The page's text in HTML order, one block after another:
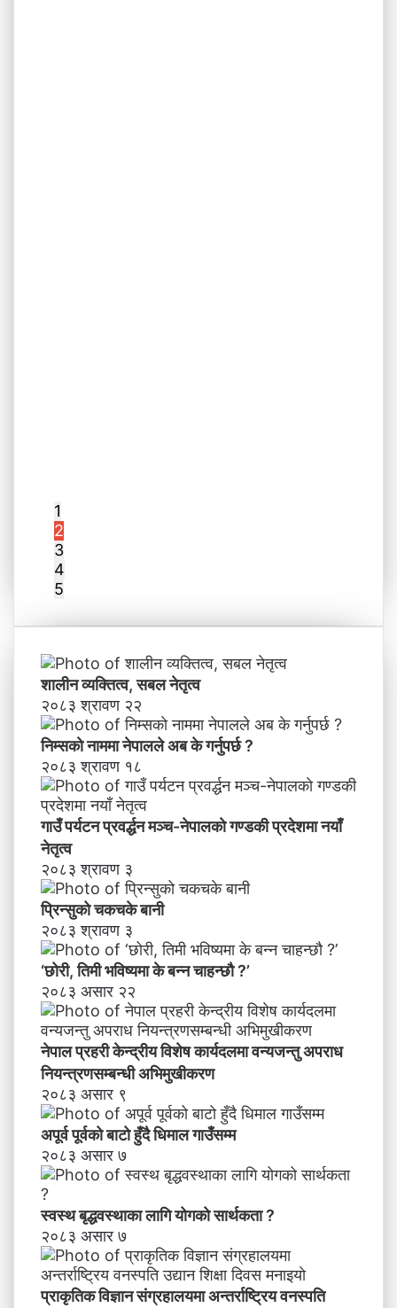
1
2
3
4
5
शालीन व्यक्तित्व, सबल नेतृत्व
२०८३ श्रावण २२
निम्सकाे नाममा नेपालले अब के गर्नुपर्छ ?
२०८३ श्रावण १८
गाउँ पर्यटन प्रवर्द्धन मञ्च-नेपालकाे गण्डकी प्रदेशमा नयाँ
नेतृत्व
२०८३ श्रावण ३
प्रिन्सुको चकचके बानी
२०८३ श्रावण ३
‘छोरी, तिमी भविष्यमा के बन्न चाहन्छौ ?’
२०८३ असार २२
नेपाल प्रहरी केन्द्रीय विशेष कार्यदलमा वन्यजन्तु अपराध
नियन्त्रणसम्बन्धी अभिमुखीकरण
२०८३ असार ९
अपूर्व पूर्वको बाटो हुँदै धिमाल गाउँसम्म
२०८३ असार ७
स्वस्थ बृद्धवस्थाका लागि योगको सार्थकता ?
२०८३ असार ७
प्राकृतिक विज्ञान संग्रहालयमा अन्तर्राष्ट्रिय वनस्पति